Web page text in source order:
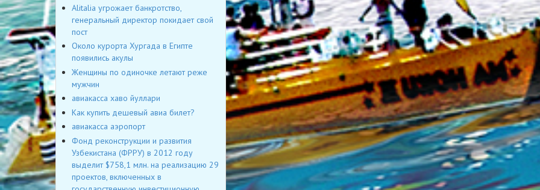
Alitalia угрожает банкротство,
генеральный директор покидает свой
пост
Около курорта Хургада в Египте
появились акулы
Женщины по одиночке летают реже
мужчин
авиакасса хаво йуллари
Как купить дешевый авиа билет?
авиакасса аэропорт
Фонд реконструкции и развития
Узбекистана (ФРРУ) в 2012 году
выделит $758,1 млн. на реализацию 29
проектов, включенных в